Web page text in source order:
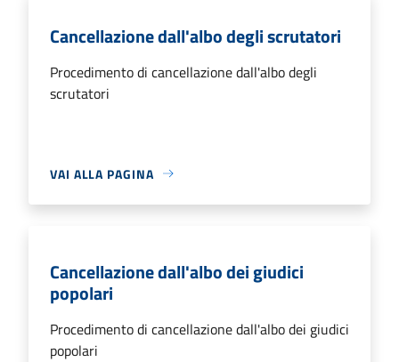
Cancellazione dall'albo degli scrutatori
Procedimento di cancellazione dall'albo degli
scrutatori
VAI ALLA PAGINA
Cancellazione dall'albo dei giudici
popolari
Procedimento di cancellazione dall'albo dei giudici
popolari